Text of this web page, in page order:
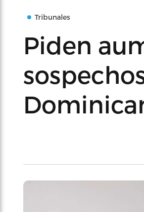
Tribunales
Piden